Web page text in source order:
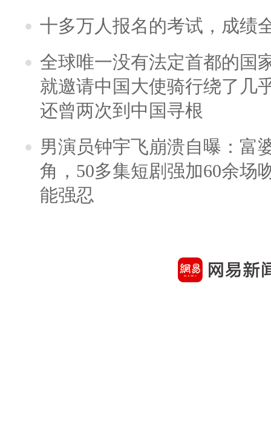
十多万人报名的考试，成绩
全球唯一没有法定首都的国
就邀请中国大使骑行绕了几
还曾两次到中国寻根
男演员钟宇飞崩溃自曝：富
角，50多集短剧强加60余场
能强忍